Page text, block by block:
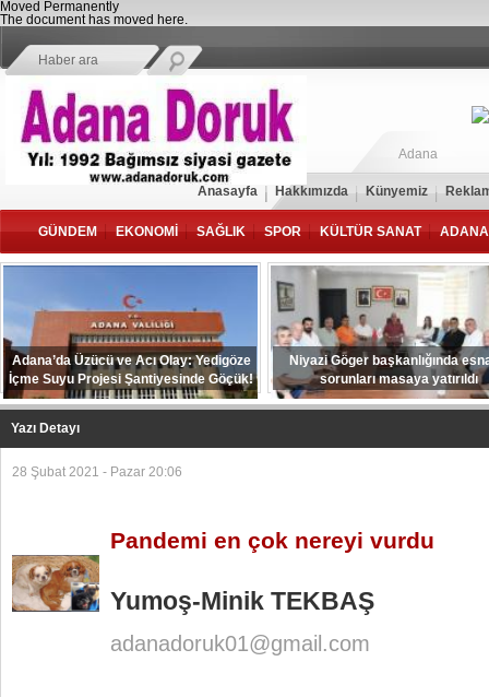
Moved Permanently
The document has moved here.
Adana
Anasayfa Hakkımızda Künyemiz
GÜNDEM EKONOMİ SAĞLIK SPOR KÜLTÜR SANAT ADANA
Adana’da Üzücü ve Acı Olay: Yedigöze
İçme Suyu Projesi Şantiyesinde Göçük!
Niyazi Göger başkanlığında
sorunları masaya yatırıldı
Yazı Detayı
28 Şubat 2021 - Pazar 20:06
Pandemi en çok nereyi vurdu
Yumoş-Minik TEKBAŞ
adanadoruk01@gmail.com